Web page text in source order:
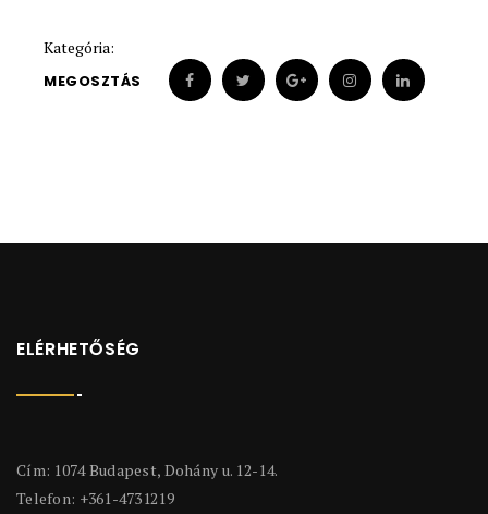
Kategória:
MEGOSZTÁS
ELÉRHETŐSÉG
Cím: 1074 Budapest, Dohány u. 12-14.
Telefon: +361-4731219